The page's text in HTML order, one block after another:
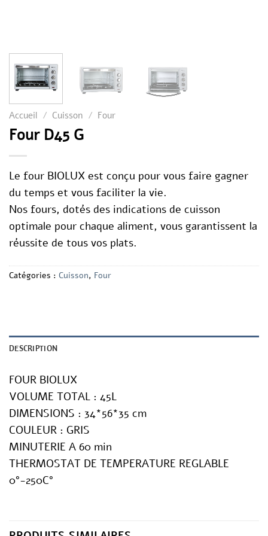
Accueil / Cuisson / Four
Four D45 G
Le four BIOLUX est conçu pour vous faire gagner
du temps et vous faciliter la vie.
Nos fours, dotés des indications de cuisson
optimale pour chaque aliment, vous garantissent la
réussite de tous vos plats.
Catégories : Cuisson, Four
DESCRIPTION
FOUR BIOLUX
VOLUME TOTAL : 45L
DIMENSIONS : 34*56*35 cm
COULEUR : GRIS
MINUTERIE A 60 min
THERMOSTAT DE TEMPERATURE REGLABLE
0°-250C°